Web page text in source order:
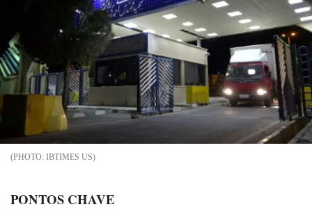
IBTIMES US
PONTOS CHAVE